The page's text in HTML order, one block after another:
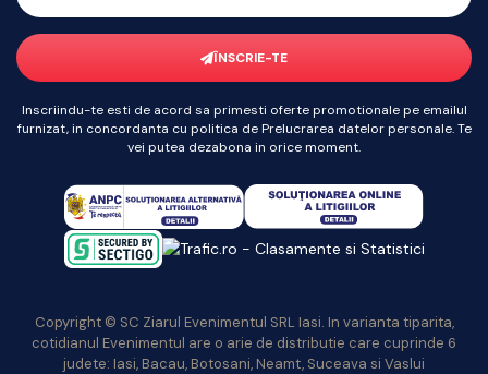
ÎNSCRIE-TE
Inscriindu-te esti de acord sa primesti oferte promotionale pe emailul
furnizat, in concordanta cu politica de Prelucrarea datelor personale. Te
vei putea dezabona in orice moment.
Copyright © SC Ziarul Evenimentul SRL Iasi. In varianta tiparita,
cotidianul Evenimentul are o arie de distributie care cuprinde 6
judete: Iasi, Bacau, Botosani, Neamt, Suceava si Vaslui